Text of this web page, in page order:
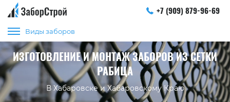
+7 (909) 879-96-69
Виды заборов
ИЗГОТОВЛЕНИЕ И МОНТАЖ ЗАБОРОВ ИЗ СЕТКИ
РАБИЦА
В Хабаровске и Хабаровскому Краю